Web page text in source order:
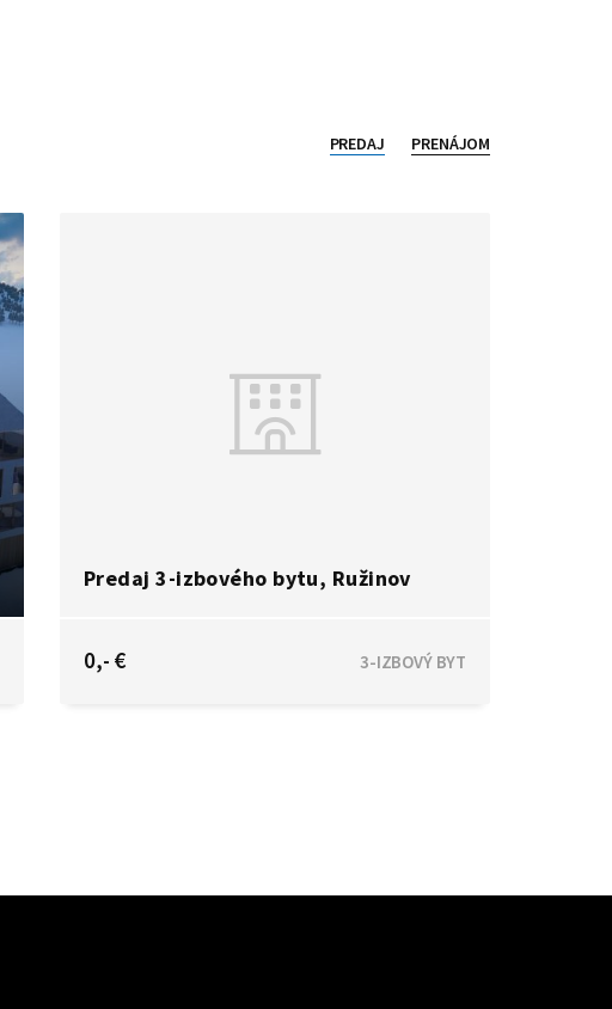
PREDAJ PRENÁJOM
Predaj 3-izbového bytu, Ružinov
3-IZBOVÝ BYT
0,- €